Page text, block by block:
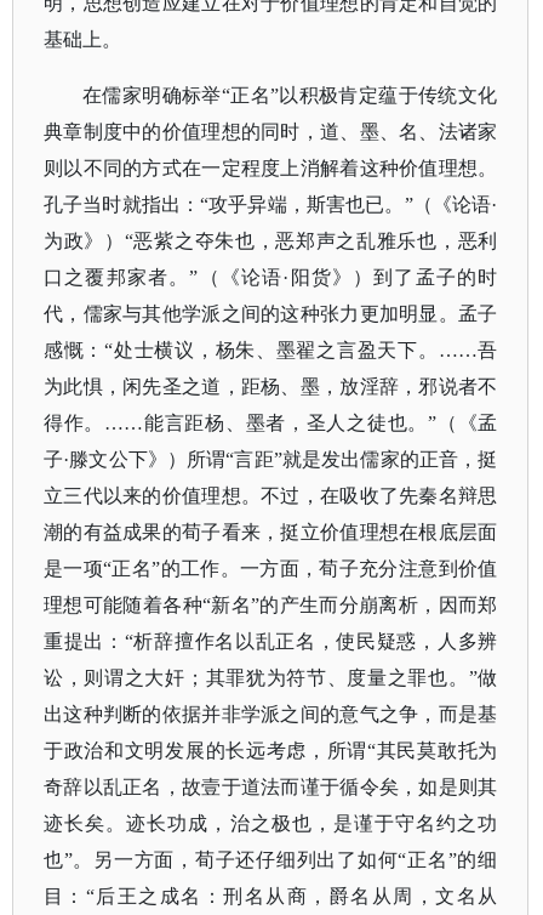
基础上。
在儒家明确标举“正名”以积极肯定蕴于传统文化
典章制度中的价值理想的同时，道、墨、名、法诸家
则以不同的方式在一定程度上消解着这种价值理想。
孔子当时就指出：“攻乎异端，斯害也已。”（《论语·
为政》）“恶紫之夺朱也，恶郑声之乱雅乐也，恶利
口之覆邦家者。”（《论语·阳货》）到了孟子的时
代，儒家与其他学派之间的这种张力更加明显。孟子
感慨：“处士横议，杨朱、墨翟之言盈天下。……吾
为此惧，闲先圣之道，距杨、墨，放淫辞，邪说者不
得作。……能言距杨、墨者，圣人之徒也。”（《孟
子·滕文公下》）所谓“言距”就是发出儒家的正音，挺
立三代以来的价值理想。不过，在吸收了先秦名辩思
潮的有益成果的荀子看来，挺立价值理想在根底层面
是一项“正名”的工作。一方面，荀子充分注意到价值
理想可能随着各种“新名”的产生而分崩离析，因而郑
重提出：“析辞擅作名以乱正名，使民疑惑，人多辨
讼，则谓之大奸；其罪犹为符节、度量之罪也。”做
出这种判断的依据并非学派之间的意气之争，而是基
于政治和文明发展的长远考虑，所谓“其民莫敢托为
奇辞以乱正名，故壹于道法而谨于循令矣，如是则其
迹长矣。迹长功成，治之极也，是谨于守名约之功
也”。另一方面，荀子还仔细列出了如何“正名”的细
目：“后王之成名：刑名从商，爵名从周，文名从